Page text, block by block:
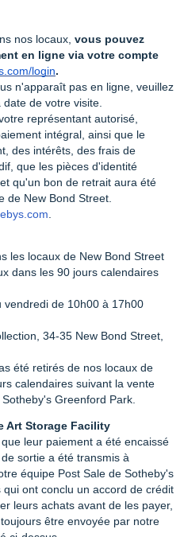
nos locaux, vous pouvez
en ligne via votre compte
login.
n'apparaît pas en ligne, veuillez
de votre visite.
représentant autorisé,
intégral, ainsi que le
des intérêts, des frais de
que les pièces d'identité
qu'un bon de retrait aura été
de New Bond Street.
les locaux de New Bond Street
dans les 90 jours calendaires
vendredi de 10h00 à 17h00
34-35 New Bond Street,
été retirés de nos locaux de
calendaires suivant la vente
Greenford Park.
Art Storage Facility
leur paiement a été encaissé
sortie a été transmis à
équipe Post Sale de Sotheby's
ont conclu un accord de crédit
leurs achats avant de les payer,
être envoyée par notre